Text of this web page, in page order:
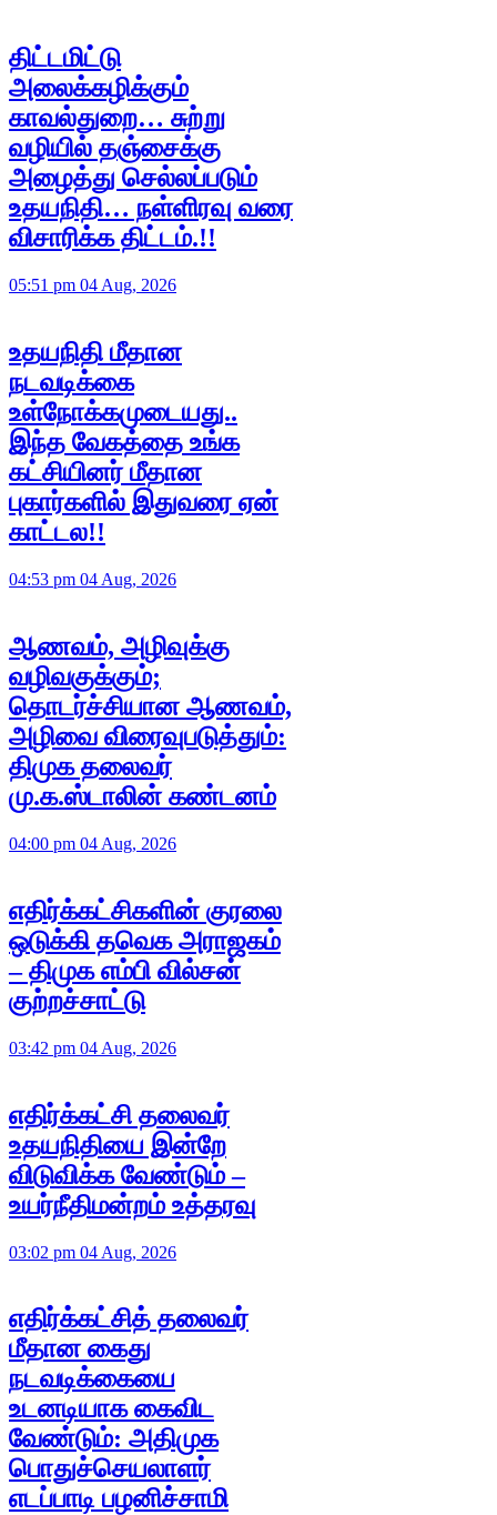
திட்டமிட்டு
அலைக்கழிக்கும்
காவல்துறை… சுற்று
வழியில் தஞ்சைக்கு
அழைத்து செல்லப்படும்
உதயநிதி… நள்ளிரவு வரை
விசாரிக்க திட்டம்.!!
05:51 pm 04 Aug, 2026
உதயநிதி மீதான
நடவடிக்கை
உள்நோக்கமுடையது..
இந்த வேகத்தை உங்க
கட்சியினர் மீதான
புகார்களில் இதுவரை ஏன்
காட்டல!!
04:53 pm 04 Aug, 2026
ஆணவம், அழிவுக்கு
வழிவகுக்கும்;
தொடர்ச்சியான ஆணவம்,
அழிவை விரைவுபடுத்தும்:
திமுக தலைவர்
மு.க.ஸ்டாலின் கண்டனம்
04:00 pm 04 Aug, 2026
எதிர்க்கட்சிகளின் குரலை
ஒடுக்கி தவெக அராஜகம்
– திமுக எம்பி வில்சன்
குற்றச்சாட்டு
03:42 pm 04 Aug, 2026
எதிர்க்கட்சி தலைவர்
உதயநிதியை இன்றே
விடுவிக்க வேண்டும் –
உயர்நீதிமன்றம் உத்தரவு
03:02 pm 04 Aug, 2026
எதிர்க்கட்சித் தலைவர்
மீதான கைது
நடவடிக்கையை
உடனடியாக கைவிட
வேண்டும்: அதிமுக
பொதுச்செயலாளர்
எடப்பாடி பழனிச்சாமி